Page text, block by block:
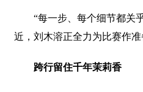
“每一步、每个细节都关
近，刘木溶正全力为比赛作准
跨行留住千年茉莉香